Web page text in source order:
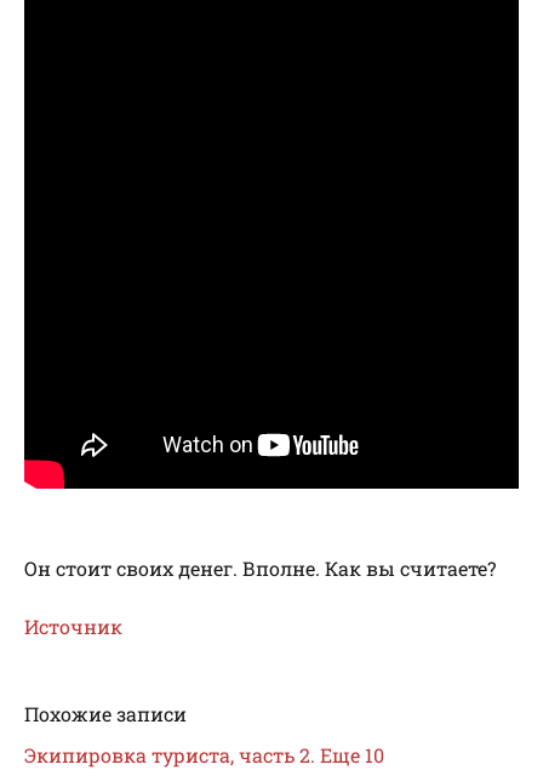
Он стоит своих денег. Вполне. Как вы считаете?
Источник
Похожие записи
Экипировка туриста, часть 2. Еще 10